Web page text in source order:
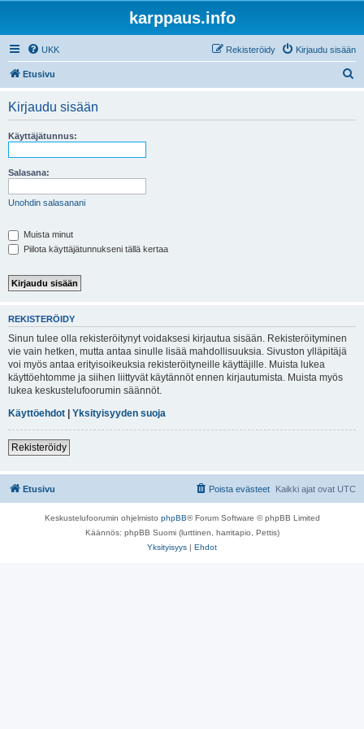
karppaus.info
UKK Kirjaudu sisään
Rekisteröidy
Etusivu
Kirjaudu sisään
Käyttäjätunnus:
Salasana:
Unohdin salasanani
Muista minut
Piilota käyttäjätunnukseni tällä kertaa
REKISTERÖIDY
Sinun tulee olla rekisteröitynyt voidaksesi kirjautua sisään. Rekisteröityminen
vie vain hetken, mutta antaa sinulle lisää mahdollisuuksia. Sivuston ylläpitäjä
voi myös antaa erityisoikeuksia rekisteröityneille käyttäjille. Muista lukea
käyttöehtomme ja siihen liittyvät käytännöt ennen kirjautumista. Muista myös
lukea keskustelufoorumin säännöt.
Käyttöehdot | Yksityisyyden suoja
Rekisteröidy
Etusivu Kaikki ajat ovat UTC
Poista evästeet
Keskustelufoorumin ohjelmisto phpBB® Forum Software © phpBB Limited
Käännös: phpBB Suomi (lurttinen, harritapio, Pettis)
Yksityisyys | Ehdot